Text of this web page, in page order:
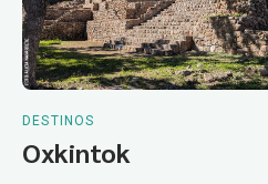
DESTINOS
Oxkintok